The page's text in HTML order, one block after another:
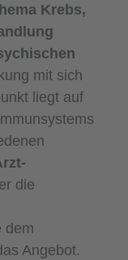
Krebs,
mit sich
liegt auf
die
dem
Angebot.